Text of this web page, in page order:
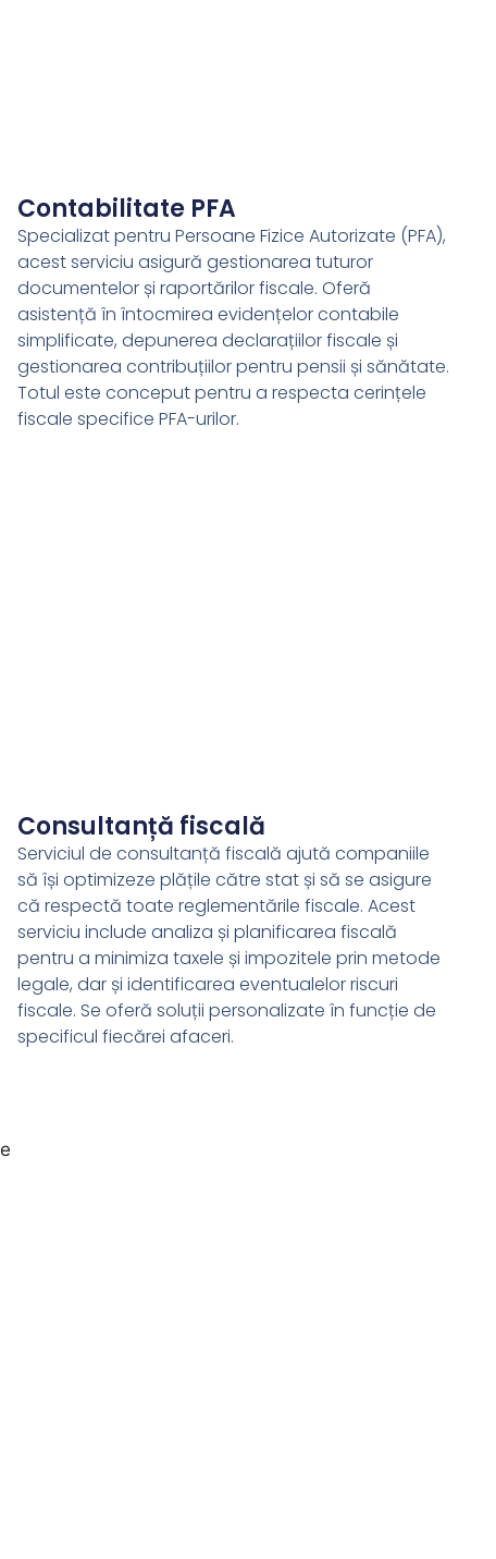
Contabilitate PFA
Specializat pentru Persoane Fizice Autorizate (PFA),
acest serviciu asigură gestionarea tuturor
documentelor și raportărilor fiscale. Oferă
asistență în întocmirea evidențelor contabile
simplificate, depunerea declarațiilor fiscale și
gestionarea contribuțiilor pentru pensii și sănătate.
Totul este conceput pentru a respecta cerințele
fiscale specifice PFA-urilor.
Consultanță fiscală
Serviciul de consultanță fiscală ajută companiile
să își optimizeze plățile către stat și să se asigure
că respectă toate reglementările fiscale. Acest
serviciu include analiza și planificarea fiscală
pentru a minimiza taxele și impozitele prin metode
legale, dar și identificarea eventualelor riscuri
fiscale. Se oferă soluții personalizate în funcție de
specificul fiecărei afaceri.